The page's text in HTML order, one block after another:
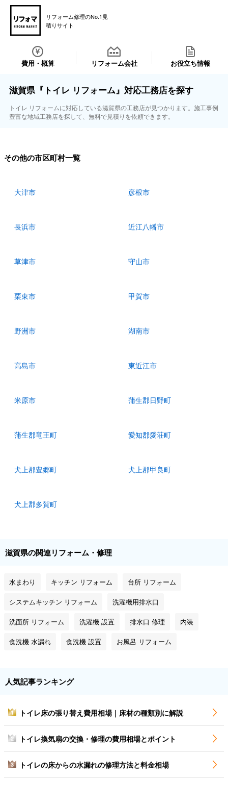
リフォーム修理のNo.1見
積りサイト
費用・概算 リフォーム会社 お役立ち情報
滋賀県『トイレ リフォーム』対応工務店を探す
トイレ リフォームに対応している滋賀県の工務店が見つかります。施工事例
豊富な地域工務店を探して、無料で見積りを依頼できます。
その他の市区町村一覧
大津市 彦根市
長浜市 近江八幡市
草津市 守山市
栗東市 甲賀市
野洲市 湖南市
高島市 東近江市
米原市 蒲生郡日野町
蒲生郡竜王町 愛知郡愛荘町
犬上郡豊郷町 犬上郡甲良町
犬上郡多賀町
滋賀県の関連リフォーム・修理
水まわり キッチン リフォーム 台所 リフォーム
システムキッチン リフォーム 洗濯機用排水口
洗面所 リフォーム 洗濯機 設置 排水口 修理 内装
食洗機 水漏れ 食洗機 設置 お風呂 リフォーム
人気記事ランキング
1 トイレ床の張り替え費用相場｜床材の種類別に解説
2 トイレ換気扇の交換・修理の費用相場とポイント
3 トイレの床からの水漏れの修理方法と料金相場